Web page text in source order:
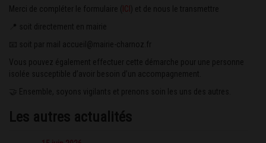
Merci de compléter le formulaire ( ICI ) et de nous le transmettre
📍
soit directement en mairie
📧 soit par mail accueil@mairie-charnoz.fr
Vous pouvez également effectuer cette démarche pour une personne
isolée susceptible d’avoir besoin d’un accompagnement.
🤝 Ensemble, soyons vigilants et prenons soin les uns des autres.
Les autres actualités